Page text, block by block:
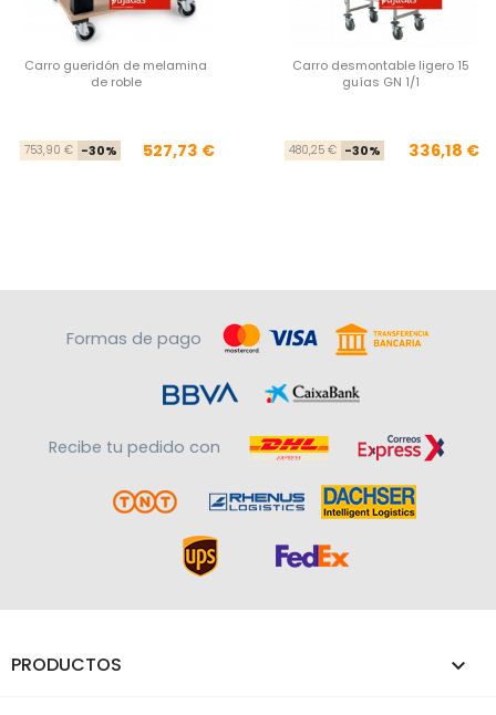
Carro gueridón de melamina
de roble
Precio base
753,90 € -30% Precio
527,73 €
Carro desmontable ligero 15
guías GN 1/1
480,25 € -30% 336,18 €
Formas de pago
Recibe tu pedido con
PRODUCTOS 